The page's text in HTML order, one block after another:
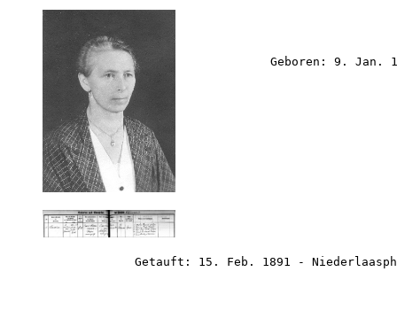
Geboren: 9. Jan.
Getauft: 15. Feb. 1891 -